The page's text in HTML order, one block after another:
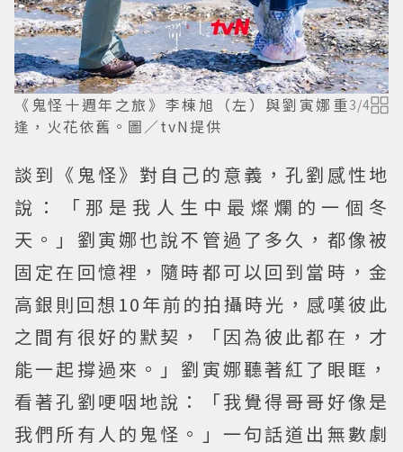
《鬼怪十週年之旅》李棟旭（左）與劉寅娜重
逢，火花依舊。圖／tvN提供
3/4
談到《鬼怪》對自己的意義，孔劉感性地
說：「那是我人生中最燦爛的一個冬
天。」劉寅娜也說不管過了多久，都像被
固定在回憶裡，隨時都可以回到當時，金
高銀則回想10年前的拍攝時光，感嘆彼此
之間有很好的默契，「因為彼此都在，才
能一起撐過來。」劉寅娜聽著紅了眼眶，
看著孔劉哽咽地說：「我覺得哥哥好像是
我們所有人的鬼怪。」一句話道出無數劇